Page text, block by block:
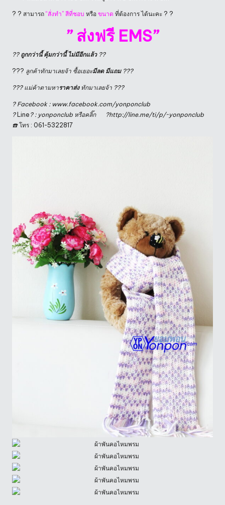
? ? สามารถ “สั่งทำ” สีที่ชอบ หรือ ขนาด ที่ต้องการ ได้นะคะ ? ?
” ส่งฟรี EMS”
?? ถูกกว่านี้ คุ้มกว่านี้ ไม่มีอีกแล้ว??
??? ลูกค้าทักมาเลยจ้า ซื้อเยอะมีลด มีแถม ???
??? แม่ค้าตามหาราคาส่งทักมาเลยจ้า ???
? Facebook : www.facebook.com/yonponclub
? Line ? : yonponclub หรือคลิ๊ก ?http://line.me/ti/p/~yonponclub
☎️โทร : 061-5322817